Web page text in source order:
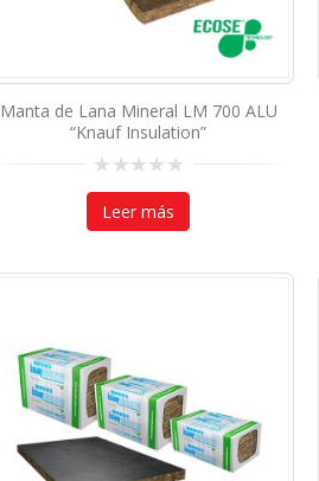
Manta de Lana Mineral LM 700 ALU
“Knauf Insulation”
outLeer más